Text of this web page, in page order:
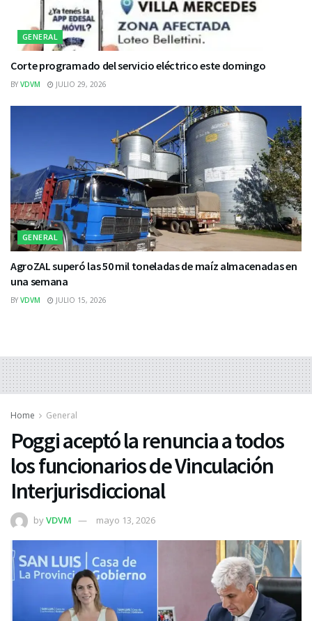
GENERAL
Corte programado del servicio eléctrico este domingo
BY VDVM JULIO 29, 2026
GENERAL
AgroZAL superó las 50 mil toneladas de maíz almacenadas en
una semana
BY VDVM JULIO 15, 2026
Home General
Poggi aceptó la renuncia a todos
los funcionarios de Vinculación
Interjurisdiccional
byVDVM mayo 13, 2026